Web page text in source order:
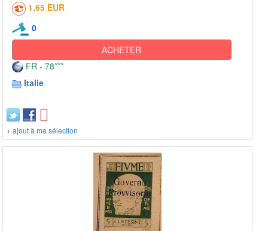
1,65 EUR
0
ACHETER
FR - 78***
Italie
+ ajout à ma sélection